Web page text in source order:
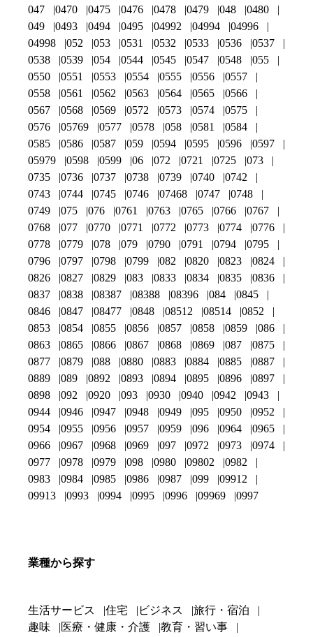
047 0470 0475 0476 0478 0479 048
0480
049
0493 0494 0495 04992 04994
04996
04998
052 053 0531 0532 0533 0536
0537
0538
0539 054 0544 0545 0547 0548
055
0550
0551 0553 0554 0555 0556
0557
0558
0561 0562 0563 0564 0565
0566
0567
0568 0569 0572 0573 0574
0575
0576
05769 0577 0578 058 0581
0584
0585
0586 0587 059 0594 0595 0596
0597
05979
0598 0599 06 072 0721 0725
073
0735
0736 0737 0738 0739 0740
0742
0743
0744 0745 0746 07468 0747
0748
0749
075 076 0761 0763 0765 0766
0767
0768
077 0770 0771 0772 0773 0774
0776
0778
0779 078 079 0790 0791 0794
0795
0796
0797 0798 0799 082 0820 0823
0824
0826
0827 0829 083 0833 0834 0835
0836
0837
0838 08387 08388 08396 084
0845
0846
0847 08477 0848 08512 08514
0852
0853
0854 0855 0856 0857 0858 0859
086
0863
0865 0866 0867 0868 0869 087
0875
0877
0879 088 0880 0883 0884 0885
0887
0889
089 0892 0893 0894 0895 0896
0897
0898
092 0920 093 0930 0940 0942
0943
0944
0946 0947 0948 0949 095 0950
0952
0954
0955 0956 0957 0959 096 0964
0965
0966
0967 0968 0969 097 0972 0973
0974
0977
0978 0979 098 0980 09802
0982
0983
0984 0985 0986 0987 099
09912
09913
0993 0994 0995 0996 09969 0997
業種から探す
生活サービス 住宅 ビジネス
旅行・宿泊
趣味
医療・健康・介護
教育・習い事